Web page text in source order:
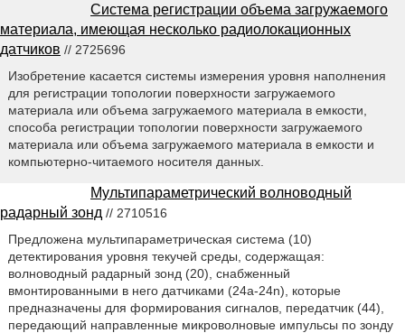
Система регистрации объема загружаемого
материала, имеющая несколько радиолокационных
датчиков // 2725696
Изобретение касается системы измерения уровня наполнения
для регистрации топологии поверхности загружаемого
материала или объема загружаемого материала в емкости,
способа регистрации топологии поверхности загружаемого
материала или объема загружаемого материала в емкости и
компьютерно-читаемого носителя данных.
Мультипараметрический волноводный
радарный зонд // 2710516
Предложена мультипараметрическая система (10)
детектирования уровня текучей среды, содержащая:
волноводный радарный зонд (20), снабженный
вмонтированными в него датчиками (24а-24n), которые
предназначены для формирования сигналов, передатчик (44),
передающий направленные микроволновые импульсы по зонду